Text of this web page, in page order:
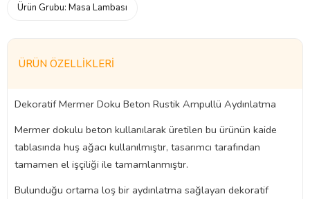
Ürün Grubu: Masa Lambası
ÜRÜN ÖZELLIKLERI
Dekoratif Mermer Doku Beton Rustik Ampullü Aydınlatma
Mermer dokulu beton kullanılarak üretilen bu ürünün kaide
tablasında huş ağacı kullanılmıştır, tasarımcı tarafından
tamamen el işçiliği ile tamamlanmıştır.
Bulunduğu ortama loş bir aydınlatma sağlayan dekoratif